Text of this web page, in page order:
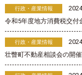
行政・産業情報
令和5年度地方消費税交付
行政・産業情報
壮瞥町不動産相談会の開